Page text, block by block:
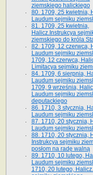
ziemskiego halickiego
80. 1709, 25 kwietnia,
Laudum sejmiku
81. 1709, 25 kwietnia,
Halicz.Instrukcya
ziemskiego do króla
82. 1709, 12 czerwca,
Laudum sejmiku
1709, 12 czerwca,
Limitacya sejmiku
84. 1709, 6 sierpnia,
Laudum sejmiku
1709, 9 września,
Laudum sejmiku
deputackiego
86. 1710, 3 stycznia,
Laudum sejmiku
87. 1710, 20 stycznia,
Laudum sejmiku
88. 1710, 20 stycznia,
Instrukcya sejmiku
posłom na radę walną
89. 1710, 10 lutego,
Laudum sejmiku
1710, 20 lutego,